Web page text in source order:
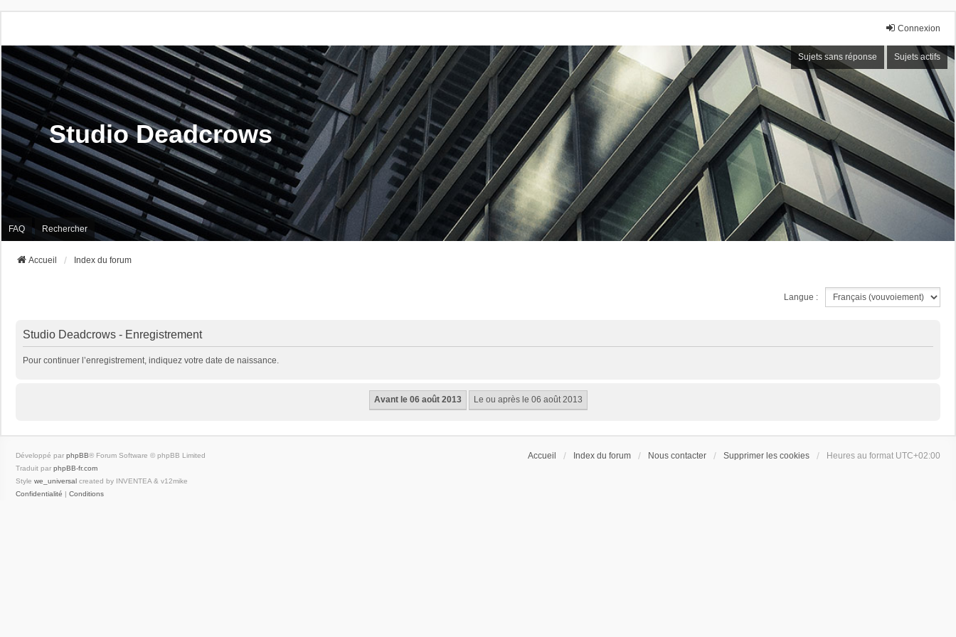
Connexion
Sujets sans réponse Sujets actifs
Studio Deadcrows
FAQ Rechercher
Accueil Index du forum
Langue :
Studio Deadcrows - Enregistrement
Pour continuer l’enregistrement, indiquez votre date de naissance.
Accueil Index du forum Nous contacter Supprimer les cookies Heures au format UTC+02:00
Développé par phpBB® Forum Software © phpBB Limited
Traduit par phpBB-fr.com
Style we_universal created by INVENTEA & v12mike
Confidentialité | Conditions